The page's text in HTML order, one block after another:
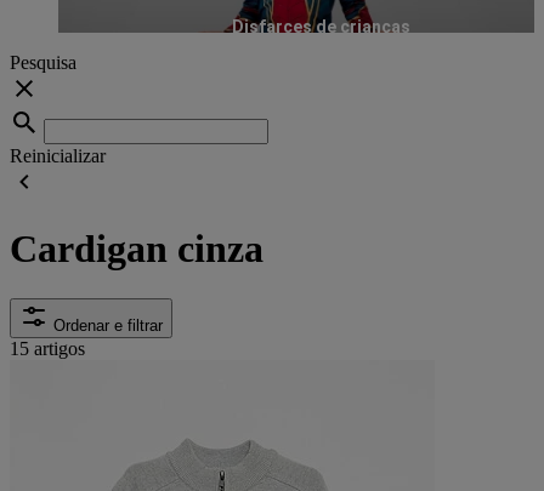
Disfarces de crianças
Pesquisa
Reinicializar
Cardigan cinza
Ordenar e filtrar
15 artigos